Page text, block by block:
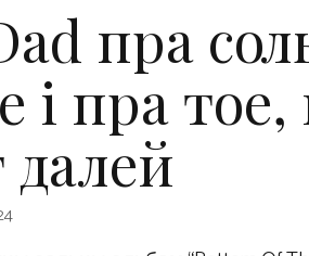
пра
і пра
далей